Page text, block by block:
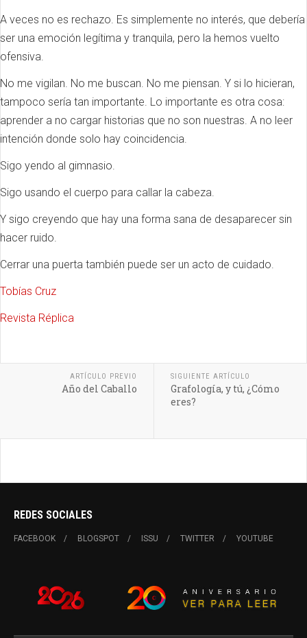
A veces no es rechazo. Es simplemente no interés, que debería
ser una emoción legítima y tranquila, pero la hemos vuelto
ofensiva.
No me vigilan. No me buscan. No me piensan. Y si lo hicieran,
tampoco sería tan importante. Lo importante es otra cosa:
aprender a no cargar historias que no son nuestras. A no leer
intención donde solo hay coincidencia.
Sigo yendo al gimnasio.
Sigo usando el cuerpo para callar la cabeza.
Y sigo creyendo que hay una forma sana de desaparecer sin
hacer ruido.
Cerrar una puerta también puede ser un acto de cuidado.
Tobías Cruz
Revista Réplica
ARTÍCULO PREVIO
Año del Caballo
SIGUIENTE ARTÍCULO
Grafología, y tú, ¿Cómo
eres?
REDES SOCIALES
FACEBOOK BLOGSPOT ISSU TWITTER YOUTUBE